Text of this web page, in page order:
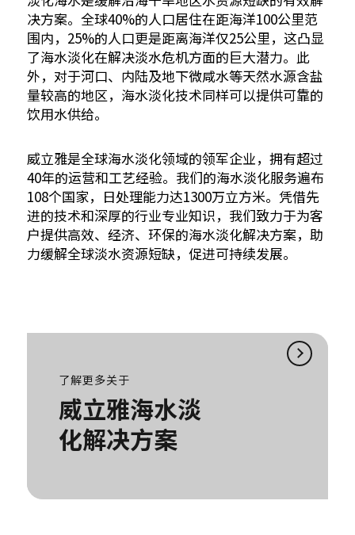
决方案。全球40%的人口居住在距海洋100公里范
围内，25%的人口更是距离海洋仅25公里，这凸显
了海水淡化在解决淡水危机方面的巨大潜力。此
外，对于河口、内陆及地下微咸水等天然水源含盐
量较高的地区，海水淡化技术同样可以提供可靠的
饮用水供给。
威立雅是全球海水淡化领域的领军企业，拥有超过
40年的运营和工艺经验。我们的海水淡化服务遍布
108个国家，日处理能力达1300万立方米。凭借先
进的技术和深厚的行业专业知识，我们致力于为客
户提供高效、经济、环保的海水淡化解决方案，助
力缓解全球淡水资源短缺，促进可持续发展。
了解更多关于
威立雅海水淡
化解决方案